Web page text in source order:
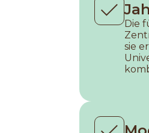
Die
sie